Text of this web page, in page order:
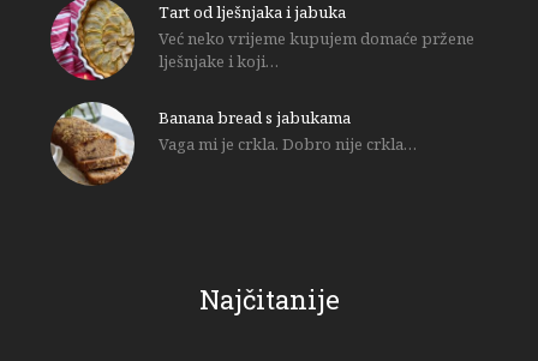
Tart od lješnjaka i jabuka
Već neko vrijeme kupujem domaće pržene
lješnjake i koji…
Banana bread s jabukama
Vaga mi je crkla. Dobro nije crkla…
Najčitanije